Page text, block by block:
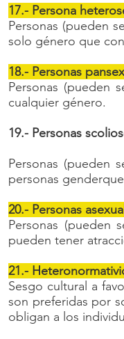
17.- Persona
Personas (pueden
solo género que
18.- Personas
Personas (pueden
cualquier género.
19.- Personas
Personas (pueden
personas
20.- Personas
Personas (pueden
pueden tener
21.-
Sesgo cultural a
son preferidas por
obligan a los